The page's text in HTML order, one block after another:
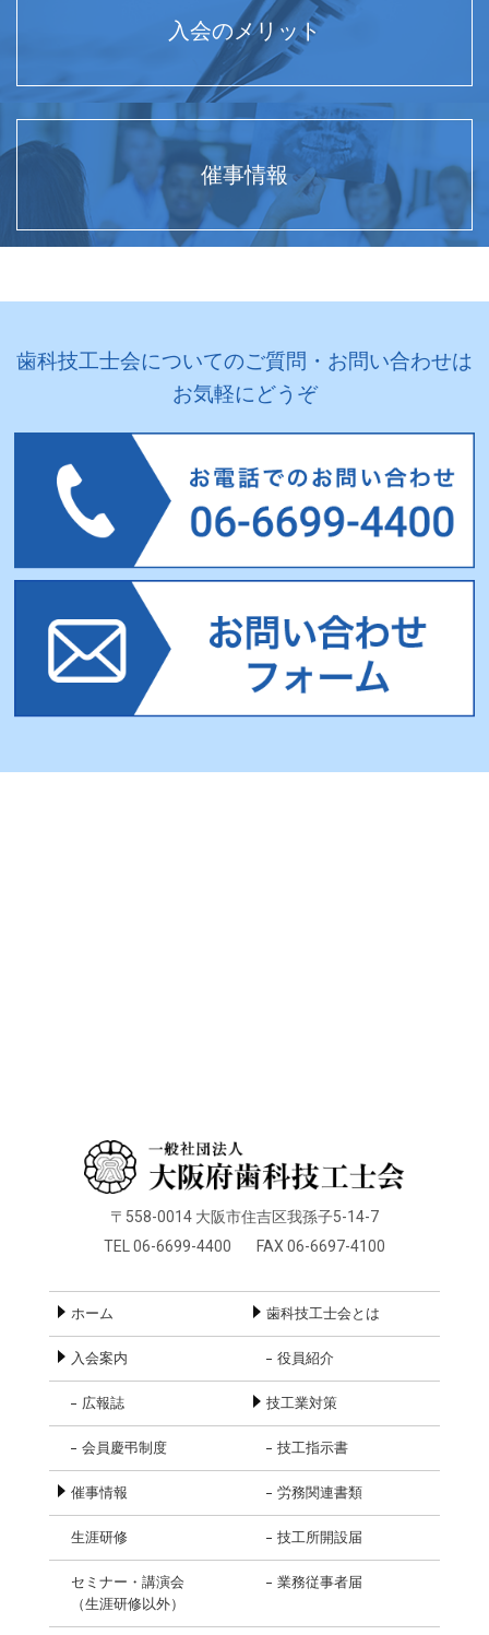
入会のメリット
催事情報
歯科技工士会についてのご質問・お問い合わせは
お気軽にどうぞ
〒558-0014 大阪市住吉区我孫子5-14-7
TEL 06-6699-4400
FAX 06-6697-4100
ホーム
入会案内
広報誌
会員慶弔制度
催事情報
生涯研修
セミナー・講演会
（生涯研修以外）
歯科技工士会とは
役員紹介
技工業対策
技工指示書
労務関連書類
技工所開設届
業務従事者届